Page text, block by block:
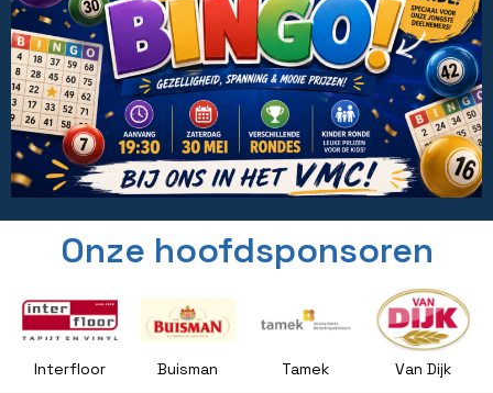
Onze hoofdsponsoren
Interfloor Buisman Tamek Van Dijk